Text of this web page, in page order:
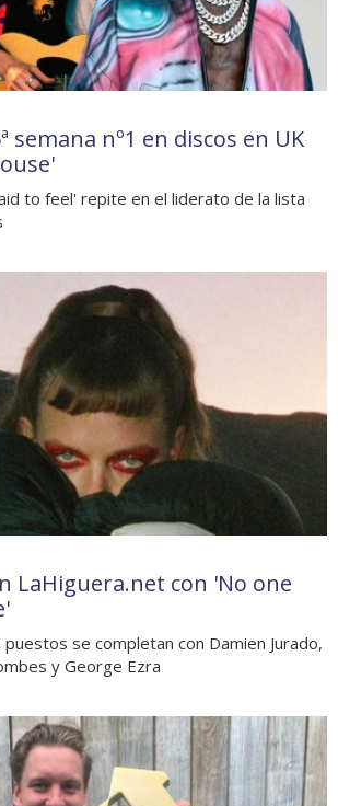
semana nº1 en discos en UK
to feel' repite en el liderato de la lista
LaHiguera.net con 'No one
se completan con Damien Jurado,
y George Ezra